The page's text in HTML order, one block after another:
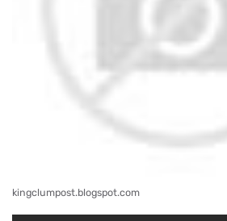
kingclumpost.blogspot.com